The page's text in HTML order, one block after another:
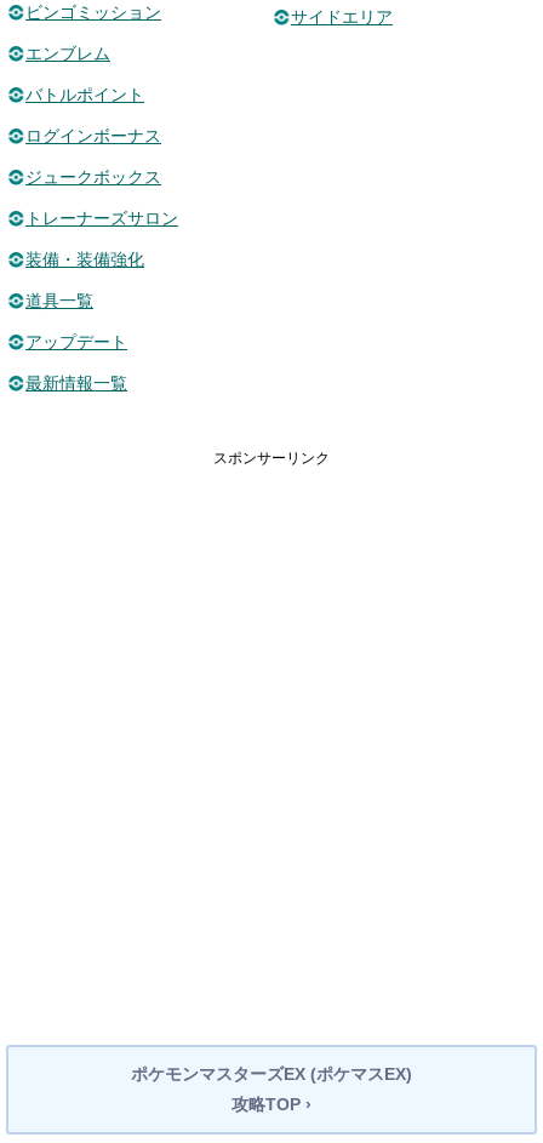
ビンゴミッション
エンブレム
バトルポイント
ログインボーナス
ジュークボックス
トレーナーズサロン
装備・装備強化
道具一覧
アップデート
最新情報一覧
サイドエリア
スポンサーリンク
ポケモンマスターズEX (ポケマスEX)
攻略TOP ›